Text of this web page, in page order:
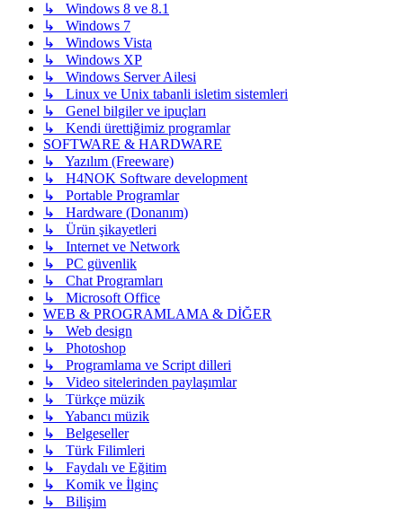
↳ Windows 8 ve 8.1
↳ Windows 7
↳ Windows Vista
↳ Windows XP
↳ Windows Server Ailesi
↳ Linux ve Unix tabanli isletim sistemleri
↳ Genel bilgiler ve ipuçları
↳ Kendi ürettiğimiz programlar
SOFTWARE & HARDWARE
↳ Yazılım (Freeware)
↳ H4NOK Software development
↳ Portable Programlar
↳ Hardware (Donanım)
↳ Ürün şikayetleri
↳ Internet ve Network
↳ PC güvenlik
↳ Chat Programları
↳ Microsoft Office
WEB & PROGRAMLAMA & DİĞER
↳ Web design
↳ Photoshop
↳ Programlama ve Script dilleri
↳ Video sitelerinden paylaşımlar
↳ Türkçe müzik
↳ Yabancı müzik
↳ Belgeseller
↳ Türk Filimleri
↳ Faydalı ve Eğitim
↳ Komik ve İlginç
↳ Bilişim